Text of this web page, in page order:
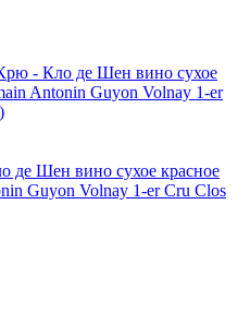
де Шен вино сухое красное
Guyon Volnay 1-er Cru Clos